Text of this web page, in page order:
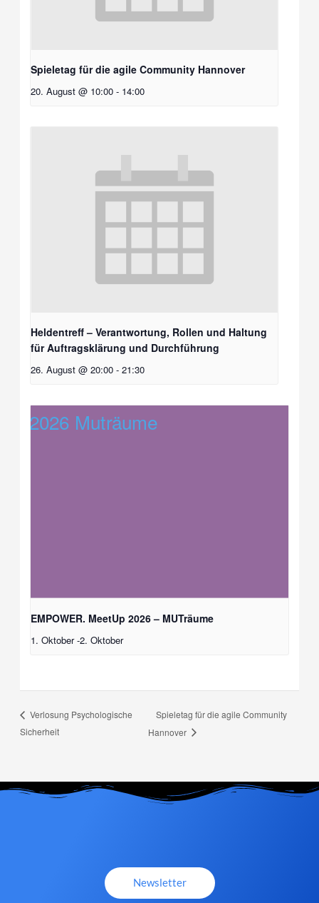
Spieletag für die agile Community Hannover
20. August @ 10:00 - 14:00
Heldentreff – Verantwortung, Rollen und Haltung
für Auftragsklärung und Durchführung
26. August @ 20:00 - 21:30
EMPOWER. MeetUp 2026 – MUTräume
1. Oktober -2. Oktober
Verlosung Psychologische
Sicherheit
Spieletag für die agile Community
Hannover
Newsletter